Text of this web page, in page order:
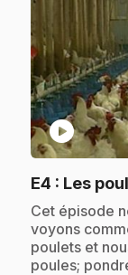
play_circle
E4 : Les
.Cet épisode
voyons
poulets et
poules;